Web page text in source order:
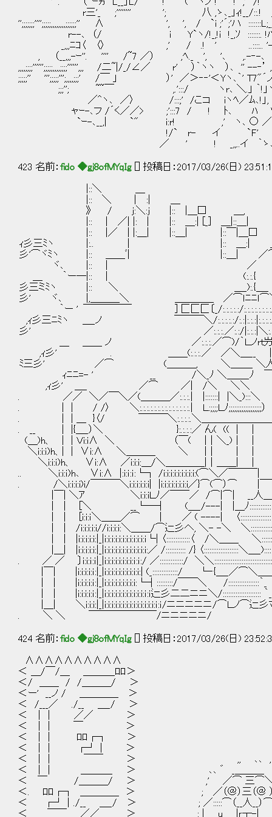
r三'_ ;'''''''' '; 八 ,ゝ､_」ｨ!__/::.! ;' !
'';;;;;;;'''';;;;;,,,,,,,,;;;;;;'' ∧ ', ', / `i ;'´;'ハ
r--､ （/ i Y`ヽ/!_,!ｉ !_,ｿ :::::::. !ﾊ｀yi
_,,,ﾆｺ〈 〈〉 ,' / .! ' ..::::.. '-'_ﾉi
, （__,,,-ｰ''. '''' /~7 ／） ,ﾍ._ ', '､ ,.-‐-､
,,,,;;;;'''''';;;;;,,,,;;;;'''''',,, /二~|/_/∠／ r' ）｀ヽヽ ）､ ''
;;;;;'' ''';;;;;''';,,,,;;;' /￣ 」 ）' ／＞‐‐'＜Yヽ､｀'
;;;''; ~~￣ ,.':::/ ヽr､ ＼.」 ｀!」ヽ.
／^ヽ､ ／〉 /:::;' /こコ iヽﾍ／ﾑ
ャｰ-､フ /´く／／> ;':::7 / ! ﾄ､ ﾊ V !.
`ｰ-､__,| `" i:r! ,' ヽ､ ○ ／ !/／ !/
!/` r- イ `F' !'´ !､
／ ' ! _,,..イ ｀ゝ
423 名前： fido ◆gj8ofMYqIg [] 投稿日：2017/03/26(日)
|::＼ ＿
|:: ＼ | :| ＿
》 / j:＼:j |:: |＿□ ＿, |::￣
|:: | ／| |: | |:: ＿:| [_] ＿|::＿| |::
|:: |／ | |:＿| |::＿| |::￣|＿□
ｨ彡三ﾐヽ |:.. | |:: ＿:| __ |:
彡'⌒ヾﾐヽ |:: ＿＿ﾞ| |::＿|
ヾ､ |:: | ／ ＼
＿ ｀ー―|:: |
彡三ミﾐヽ |:: ＼ ＿
彡' ヾ､ |,＿＿＿＼ ＿＿＿＿ ／⌒
｀ー ' ￣￣￣￣￣ ] 匚匚匚〔_/:.:.:.:.:/:.:.:.:.:.:.:.:.:.:∨
,ｨ彡三ﾆﾐヽ ＿_ノ ￣￣￣＼/:.:.:.:.:/:.:|:.:.:|:.:.:.:.:.:.:.＼/￣
彡' ／:.:.:.／:.:/|:.:.:|＼:.:.:.:.:.:.: ＼ 乂＿
＿ ＿＿ ノ ／:.:.:.／⌒)/｀Ｌノrｔ
,ｨ彡' . ＿＿(:.:.:.／ ／＼＿__ |:.|ﾉ＼
ﾐ三彡' ／⌒ (＿＿＿, ＼＿＿_
ｨﾆﾆ=- ' __ /＼_ﾉ ＼＿＿_ﾉ ￣￣＼:.:.: ＼
,ｨ彡' ＿_ ／⌒ ／| /＼ ＼＼
. ／／ ＼／￣＼／(＿＿＿／:.:.:.| |:::::::| |＼_):::
. | | / /〉 ＼:.:.:.:.:.:.:.:.:.:.:.:.:.:.| Ｌ:;;;;Ｌ
. | | ＿ }〈/ ￣￣￣＼:.:.:.:.＼＿＿＿＿＿＿＿_
. __ | |{＿_）＼ }:.:.:.:／ ん( (( | ｜ ／
(＿)h、 | | Ｖi:i∧ ＼ （￣( |｜＼_)｜ | /:.:.／￣
＼i:i:ｉ)h、| | ∨i:∧ ＼＿＿＿ ＼ ｜| | | |:.:.(
＼i:i:ｉ)h、 ∨i:∧ ／i:i:i:＿/＼＿＿＿＿|｜＿＿|
.. ＼i:i:ｉ)h､ ∨i:∧ |:i:ｉ:ｉ:└┐ /i:i:i:i:i:i:i:i:i:(⌒＼／￣￣￣| ｜
. /＼i:i:i:i)i/￣￣￣＼i:i:i:i:i:i| |i:i:i:i:i:i:i:i／}⌒(⌒）⌒ |￣￣
|￣| ＼ｱ ＼i:i:iＬﾉ／￣￣／ /⌒|⌒| __人＿
| | [＼ __└─┤ (＿_/---| |＿ﾉ:::::::::::::::::＼i:i:i:i:i:i:i:ｉ
| | [i:i:ｉ＼＿＿／⌒ | ／ ( ----| 〈::::::::::::::::::::::::::::＼i:i:i:i:
| | /i:i:i:i:i//i:i:i:i:＼＿＿/⌒辷彡へ, ＼- -＼ ＼
| | |i:i:i:i:i:|_|i:i:i:i:i:i:i:i:i:i:i:i└| 〈:::::::::::::〈 /＼＿＿ ＼
|＿| |i:i:i:i:i:|_|i:i:i:i:i:i:i:i:i:i:i:i:／ /::::::::::: /} 〈:::::::::::::::::::＼＿
. ／ ／ 〕i:i:ｉ:ｉ|_|i:i:i:i:i:i:i:i:ｉ:ｉ:/ ／:::::::::::::/ ＼＼
|￣| |i:i:i:i:ｉ:|_|i:i:i:i:i:i:i:i:i:i:| (_::::::::::::::/ └‐{＿_／⌒＼＿＿〉
| | |i:i:i:i:ｉ:|_|i:i:i:i:i:i:i:i:i:└┤:::::::::/￣￣＼ /:::::::::::::::::
| | |i:i:i:i:ｉ:|_|i:i:i:i:i:i:i:i:i:i:i:ｉ:ｉ辷彡二二ニニ＼/
|＿| ＼i:i:i:|_|i:i:i:i:i:i:i:i:i:i:i:i:i:i:ｉ:ｉ/ニニニニニ/⌒Ｌ
. ＼ ＼ ￣￣￣￣￣￣￣/ニニニニ
424 名前： fido ◆gj8ofMYqIg [] 投稿日：2017/03/26(日)
∧∧∧∧∧∧∧∧∧∧
＜ ＿/￣/＿ ＿＿＿_ﾛﾛ＞
＜/ ＿＿ / /＿＿＿/ ＞
＜ー' __ノ / ＿＿＿＿ ＞
＜ /___／ ./__ ＿_/ ＞
＜ ││ ／／ ＞
＜ ││ ￣ ＞
＜ ││ ﾛﾛ┌┐ ＞
＜ ││ ┌┘│
＜ ││ ￣￣
＜ ││ ＿＿＿_ ＞ ､､ ゛
＜ ￣ /＿＿＿/ ＞ ,'
＜. ﾛﾛ┌┐ ＿＿＿＿ ＞ ; ／（＠
＜ ┌┘│./__ ＿_/ ＞ ; ／:::::⌒（
＜ ￣￣ ／／ ＞ ; | u |ｒ┬-|